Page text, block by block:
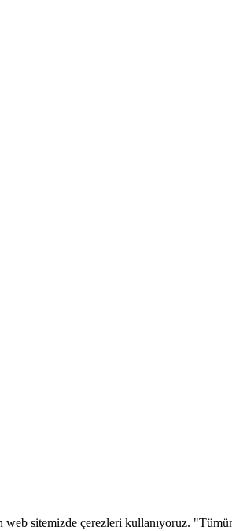
sitemizde çerezleri kullanıyoruz.